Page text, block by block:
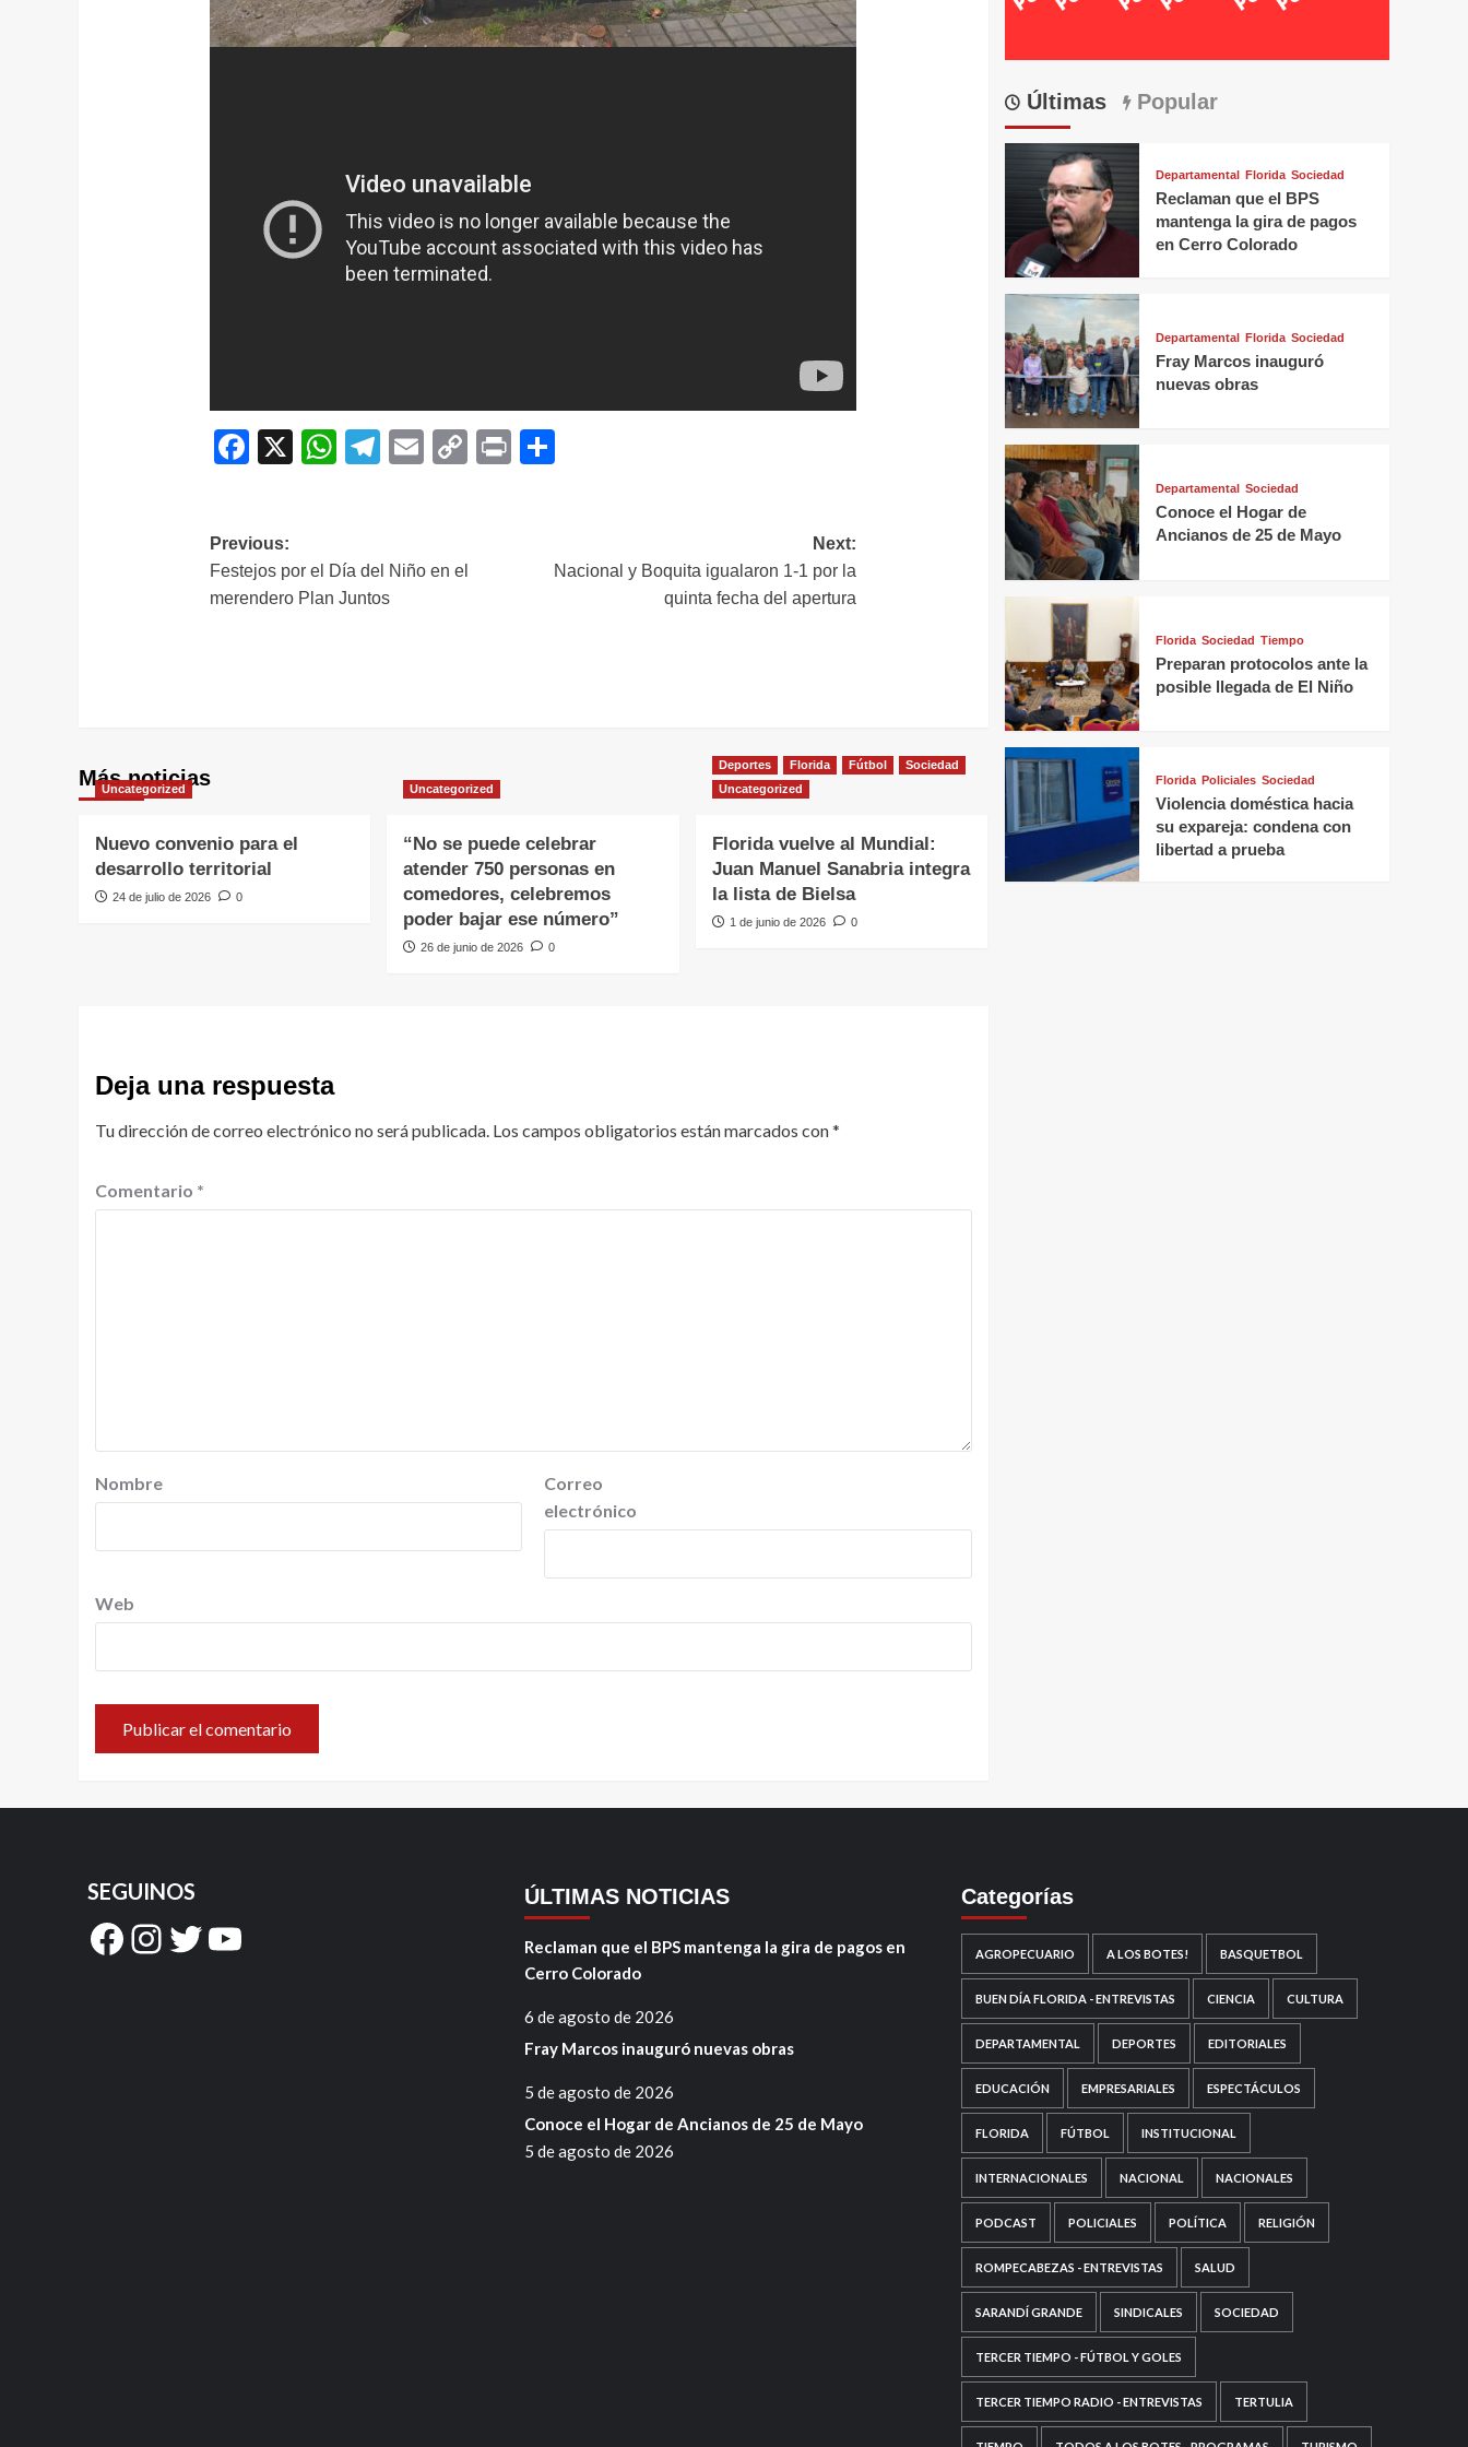
Facebook
X WhatsApp
Telegram
EmailCopyPrint
Navegación
de
Previous:
Festejos por el Día del Niño en el
merendero Plan Juntos
Next:
Nacional y Boquita igualaron 1-1 por la
quinta fecha del apertura
Más noticias
Uncategorized
Nuevo convenio para el
desarrollo territorial
24 de julio de 2026 0
Uncategorized
“No se puede celebrar
atender 750 personas en
comedores, celebremos
poder bajar ese número”
26 de junio de 2026 0
Deportes Florida Fútbol
Sociedad
Uncategorized
Florida vuelve al Mundial:
Juan Manuel Sanabria integra
la lista de Bielsa
1 de junio de 2026 0
Deja una respuesta
Tu dirección de correo electrónico no será publicada. Los campos obligatorios están marcados con*
Comentario *
Nombre
Correo
electrónico
Web
Últimas Popular
Departamental Florida Sociedad
Reclaman que el BPS
mantenga la gira de pagos
en Cerro Colorado
Departamental Florida Sociedad
Fray Marcos inauguró
nuevas obras
Departamental Sociedad
Conoce el Hogar de
Ancianos de 25 de Mayo
Florida Sociedad Tiempo
Preparan protocolos ante la
posible llegada de El Niño
Florida Policiales Sociedad
Violencia doméstica hacia
su expareja: condena con
libertad a prueba
SEGUINOS
Facebook
Instagram
Twitter
YouTube
ÚLTIMAS NOTICIAS
Reclaman que el BPS mantenga la gira de pagos en
Cerro Colorado
6 de agosto de 2026
Fray Marcos inauguró nuevas obras
5 de agosto de 2026
Conoce el Hogar de Ancianos de 25 de Mayo
5 de agosto de 2026
Categorías
AGROPECUARIO A LOS BOTES! BASQUETBOL
BUEN DÍA FLORIDA - ENTREVISTAS CIENCIA CULTURA
DEPARTAMENTAL DEPORTES EDITORIALES
EDUCACIÓN EMPRESARIALES ESPECTÁCULOS
FLORIDA FÚTBOL INSTITUCIONAL
INTERNACIONALES NACIONAL NACIONALES
PODCAST POLICIALES POLÍTICA RELIGIÓN
ROMPECABEZAS - ENTREVISTAS SALUD
SARANDÍ GRANDE SINDICALES SOCIEDAD
TERCER TIEMPO - FÚTBOL Y GOLES
TERCER TIEMPO RADIO - ENTREVISTAS TERTULIA